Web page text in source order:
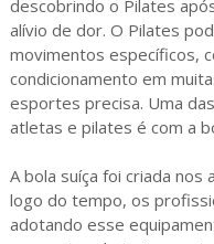
descobrindo o Pilates
alívio de dor. O Pilates
movimentos específicos,
condicionamento em
esportes precisa. Uma
atletas e pilates é com a
A bola suíça foi criada
logo do tempo, os
adotando esse